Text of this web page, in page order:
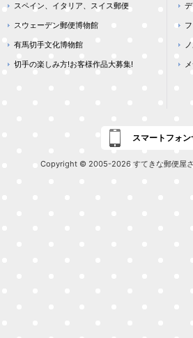
スペイン、イタリア、スイス郵便
スウェーデン郵便博物館
有馬切手文化博物館
切手の楽しみ方!お客様作品大募集!
スマートフォン
Copyright © 2005-2026 すてきな郵便屋